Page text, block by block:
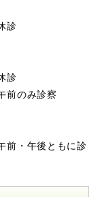
前のみ診察
午後ともに診